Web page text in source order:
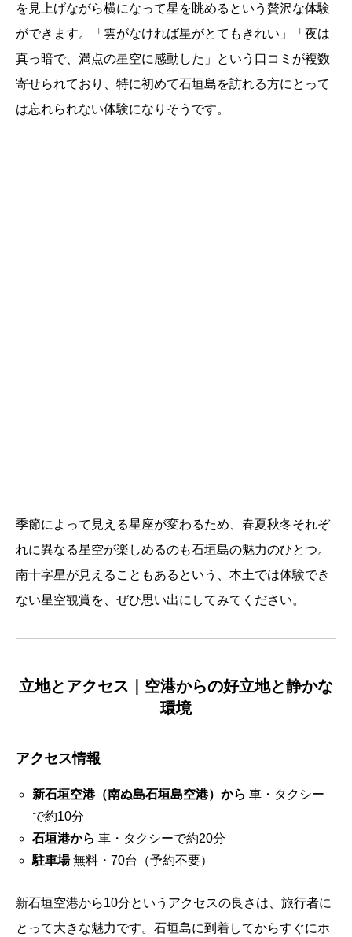
を見上げながら横になって星を眺めるという贅沢な体験
ができます。「雲がなければ星がとてもきれい」「夜は
真っ暗で、満点の星空に感動した」という口コミが複数
寄せられており、特に初めて石垣島を訪れる方にとって
は忘れられない体験になりそうです。
季節によって見える星座が変わるため、春夏秋冬それぞ
れに異なる星空が楽しめるのも石垣島の魅力のひとつ。
南十字星が見えることもあるという、本土では体験でき
ない星空観賞を、ぜひ思い出にしてみてください。
立地とアクセス｜空港からの好立地と静かな
環境
アクセス情報
新石垣空港（南ぬ島石垣島空港）から 車・タクシー
で約10分
石垣港から 車・タクシーで約20分
駐車場無料・70台（予約不要）
新石垣空港から10分というアクセスの良さは、旅行者に
とって大きな魅力です。石垣島に到着してからすぐにホ